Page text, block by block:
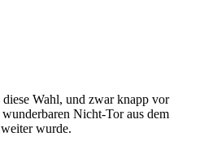
Wahl, und zwar knapp vor
Nicht-Tor aus dem
wurde.